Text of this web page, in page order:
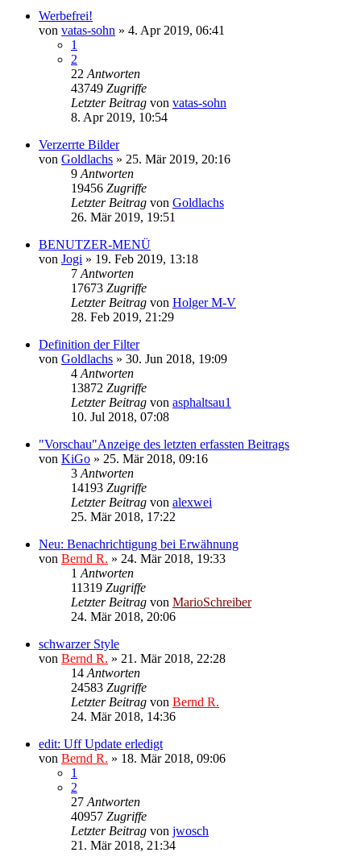
Werbefrei!
von vatas-sohn » 4. Apr 2019, 06:41
1
2
22 Antworten
43749 Zugriffe
Letzter Beitrag von vatas-sohn
8. Apr 2019, 10:54
Verzerrte Bilder
von Goldlachs » 25. Mär 2019, 20:16
9 Antworten
19456 Zugriffe
Letzter Beitrag von Goldlachs
26. Mär 2019, 19:51
BENUTZER-MENÜ
von Jogi » 19. Feb 2019, 13:18
7 Antworten
17673 Zugriffe
Letzter Beitrag von Holger M-V
28. Feb 2019, 21:29
Definition der Filter
von Goldlachs » 30. Jun 2018, 19:09
4 Antworten
13872 Zugriffe
Letzter Beitrag von asphaltsau1
10. Jul 2018, 07:08
"Vorschau"Anzeige des letzten erfassten Beitrags
von KiGo » 25. Mär 2018, 09:16
3 Antworten
14193 Zugriffe
Letzter Beitrag von alexwei
25. Mär 2018, 17:22
Neu: Benachrichtigung bei Erwähnung
von Bernd R. » 24. Mär 2018, 19:33
1 Antworten
11319 Zugriffe
Letzter Beitrag von MarioSchreiber
24. Mär 2018, 20:06
schwarzer Style
von Bernd R. » 21. Mär 2018, 22:28
14 Antworten
24583 Zugriffe
Letzter Beitrag von Bernd R.
24. Mär 2018, 14:36
edit: Uff Update erledigt
von Bernd R. » 18. Mär 2018, 09:06
1
2
27 Antworten
40957 Zugriffe
Letzter Beitrag von jwosch
21. Mär 2018, 21:34